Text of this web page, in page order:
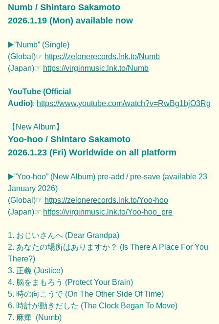
Numb / Shintaro Sakamoto
2026.1.19 (Mon) available now
▶️”Numb” (Single)
(Global)☞ https://zelonerecords.lnk.to/Numb
(Japan)☞ https://virginmusic.lnk.to/Numb
YouTube (Official
Audio): https://www.youtube.com/watch?v=RwBg1bjO3Rg
【New Album】
Yoo-hoo / Shintaro Sakamoto
2026.1.23 (Fri) Worldwide on all platform
▶️”Yoo-hoo” (New Album) pre-add / pre-save (available 23
January 2026)
(Global)☞ https://zelonerecords.lnk.to/Yoo-hoo
(Japan)☞ https://virginmusic.lnk.to/Yoo-hoo_pre
1. おじいさんへ (Dear Grandpa)
2. あなたの場所はありますか？ (Is There A Place For You
There?)
3. 正義 (Justice)
4. 脳をまもろう (Protect Your Brain)
5. 時の向こうで (On The Other Side Of Time)
6. 時計が動きだした (The Clock Began To Move)
7. 麻痺 (Numb)